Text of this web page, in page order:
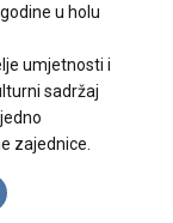
u holu
umjetnosti i
sadržaj
zajednice.